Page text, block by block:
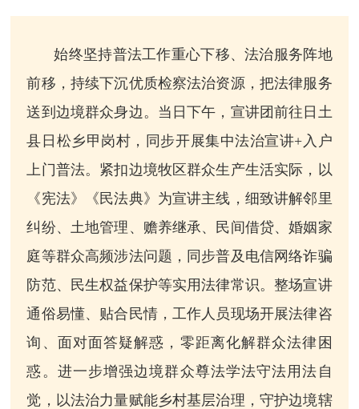
始终坚持普法工作重心下移、法治服务阵地
前移，持续下沉优质检察法治资源，把法律服务
送到边境群众身边。当日下午，宣讲团前往日土
县日松乡甲岗村，同步开展集中法治宣讲+入户
上门普法。紧扣边境牧区群众生产生活实际，以
《宪法》《民法典》为宣讲主线，细致讲解邻里
纠纷、土地管理、赡养继承、民间借贷、婚姻家
庭等群众高频涉法问题，同步普及电信网络诈骗
防范、民生权益保护等实用法律常识。整场宣讲
通俗易懂、贴合民情，工作人员现场开展法律咨
询、面对面答疑解惑，零距离化解群众法律困
惑。进一步增强边境群众尊法学法守法用法自
觉，以法治力量赋能乡村基层治理，守护边境辖